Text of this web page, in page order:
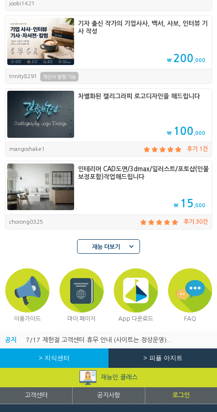
joobi1421
기자 출신 작가의 기업사사, 백서, 사보, 인터뷰 기
사 작성
₩ 200 ,000
trinity8291 계산서 발행 가능
차별화된 캘리그라피 로고디자인을 해드립니다
₩ 100 ,000
mangoshake1 후기 1건
인테리어 CAD도면/3dmax/일러스트/포토샵(인물
보정포함)작업해드립니다
₩ 15 ,000
chorong0325 후기 30건
재능 더보기
이용가이드 마이 페이지 App 다운로드 FAQ
공지 7/17 제헌절 고객센터 휴무 안내 (사이트는 정상운영)...
> 지식센터 > 피플 아지트
재능인 클래스
고객센터 공지사항 로그인